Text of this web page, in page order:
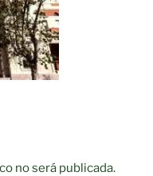
no será publicada.